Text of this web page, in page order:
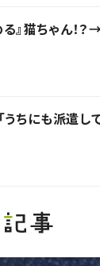
』猫ちゃん！
ちにも派遣し